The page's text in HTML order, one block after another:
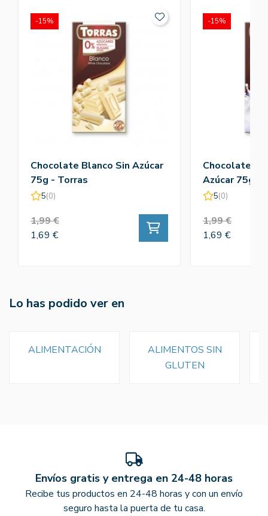
Chocolate Blanco Sin Azúcar
75g - Torras
5(0)
1,99 €
1,69 €
-15%
Chocolate
Azúcar 75g -
5(0)
1,99 €
1,69 €
-15%
Lo has podido ver en
ALIMENTACIÓN
ALIMENTOS SIN
GLUTEN
Envíos gratis y entrega en 24-48 horas
Recibe tus productos en 24-48 horas y con un envío
seguro hasta la puerta de tu casa.